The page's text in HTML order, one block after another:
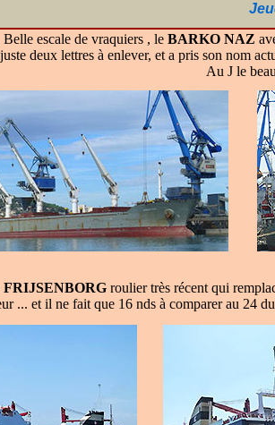
escale de vraquiers , le BARKO NAZ
deux lettres à enlever, et a pris son nom
beau
FRIJSENBORG roulier très récent qui
... et il ne fait que 16 nds à comparer au 24